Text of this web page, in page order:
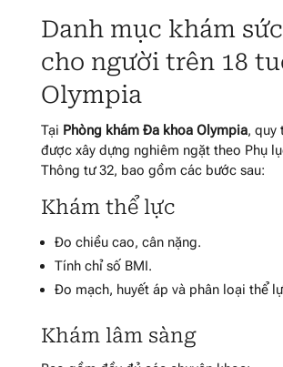
Danh mục khám
cho người trên 18
Olympia
Tại Phòng khám Đa khoa Olympia, quy
được xây dựng nghiêm ngặt theo Phụ
Thông tư 32, bao gồm các bước sau:
Khám thể lực
Đo chiều cao, cân nặng.
Tính chỉ số BMI.
Đo mạch, huyết áp và phân loại thể
Khám lâm sàng